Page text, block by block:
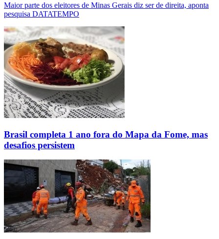
Maior parte dos eleitores de Minas Gerais diz ser de direita, aponta
pesquisa DATATEMPO
Brasil completa 1 ano fora do Mapa da Fome, mas
desafios persistem